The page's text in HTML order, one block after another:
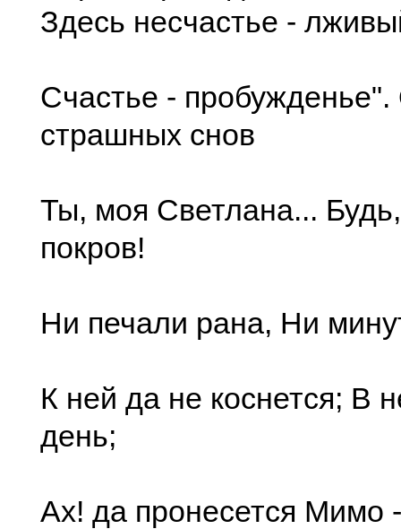
Здесь несчастье -
Счастье -
страшных снов
Ты, моя Светлана...
покров!
Ни печали рана, Ни
К ней да не коснется; В
день;
Ах! да пронесется Мимо